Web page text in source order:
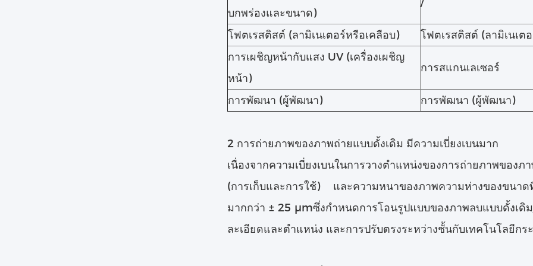
บกพร่องและขนาด)
โฟตเรสติสต์ (ลามิเนเตอร์หรือเคลือบ)
โฟตเรสติสต์ (ลามิเนเต
การเผชิญหน้ากับแสง UV (เครื่องเผชิญ
หน้า)
การสแกนเลเซอร์
การพัฒนา (ผู้พัฒนา) การพัฒนา (ผู้พัฒนา)
2 การถ่ายภาพของภาพถ่ายแบบดั้งเดิม มีความเบี่ยงเบนมาก
เนื่องจากความเบี่ยงเบนในการวางตําแหน่งของการถ่ายภาพขอ
(การเก็บและการใช้) และความหนาของภาพความห่างของขน
มากกว่า ± 25 μmซึ่งกําหนดการโอนรูปแบบของภาพลบแบบดั้งเดิม
ละเอียดและตําแหน่ง และการปรับตรงระหว่างชั้นกับเทคโนโลยีกร